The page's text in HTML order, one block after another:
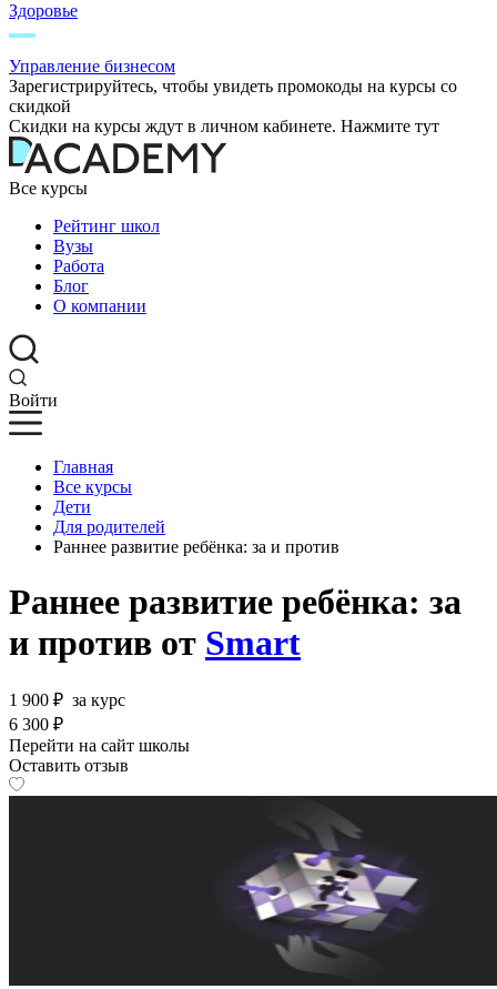
Здоровье
Управление бизнесом
Зарегистрируйтесь, чтобы увидеть промокоды на курсы со
скидкой
Скидки на курсы ждут в личном кабинете. Нажмите тут
Все курсы
Рейтинг школ
Вузы
Работа
Блог
О компании
Войти
Главная
Все курсы
Дети
Для родителей
Раннее развитие ребёнка: за и против
Раннее развитие ребёнка: за
и против от Smart
1 900 ₽ за курс
6 300 ₽
Перейти на сайт школы
Оставить отзыв